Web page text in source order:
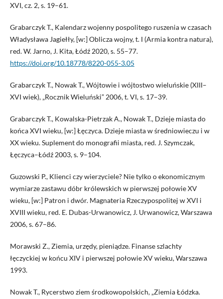
XVI, cz. 2, s. 19–61.
Grabarczyk T., Kalendarz wojenny pospolitego ruszenia w czasach
Władysława Jagiełły, [w:] Oblicza wojny, t. I (Armia kontra natura),
red. W. Jarno, J. Kita, Łódź 2020, s. 55–77.
https://doi.org/10.18778/8220-055-3.05
Grabarczyk T., Nowak T., Wójtowie i wójtostwo wieluńskie (XIII–
XVI wiek), „Rocznik Wieluński” 2006, t. VI, s. 17–39.
Grabarczyk T., Kowalska-Pietrzak A., Nowak T., Dzieje miasta do
końca XVI wieku, [w:] Łęczyca. Dzieje miasta w średniowieczu i w
XX wieku. Suplement do monografii miasta, red. J. Szymczak,
Łęczyca–Łódź 2003, s. 9–104.
Guzowski P., Klienci czy wierzyciele? Nie tylko o ekonomicznym
wymiarze zastawu dóbr królewskich w pierwszej połowie XV
wieku, [w:] Patron i dwór. Magnateria Rzeczypospolitej w XVI i
XVIII wieku, red. E. Dubas-Urwanowicz, J. Urwanowicz, Warszawa
2006, s. 67–86.
Morawski Z., Ziemia, urzędy, pieniądze. Finanse szlachty
łęczyckiej w końcu XIV i pierwszej połowie XV wieku, Warszawa
1993.
Nowak T., Rycerstwo ziem środkowopolskich, „Ziemia Łódzka.